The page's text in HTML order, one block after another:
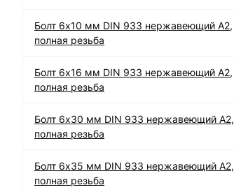
Болт 6х10 мм DIN 933 нержавеющий А2,
полная резьба
Болт 6х16 мм DIN 933 нержавеющий А2,
полная резьба
Болт 6х30 мм DIN 933 нержавеющий А2,
полная резьба
Болт 6х35 мм DIN 933 нержавеющий А2,
полная резьба